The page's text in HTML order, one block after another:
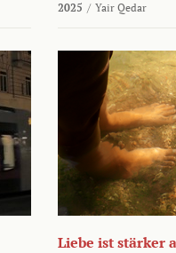
2025 / Yair Qedar
Liebe ist stärker